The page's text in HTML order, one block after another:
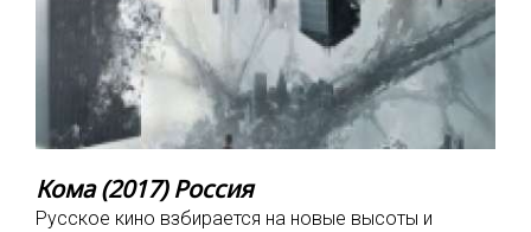
Кома (2017) Россия
Русское кино взбирается на новые высоты и